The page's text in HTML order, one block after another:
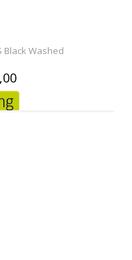
Black Washed